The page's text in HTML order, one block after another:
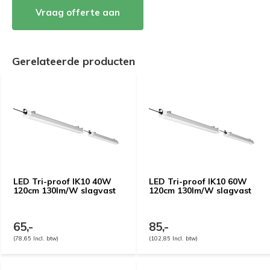
Vraag offerte aan
Gerelateerde producten
LED Tri-proof IK10 40W
120cm 130lm/W slagvast
65,-
(78,65 Incl. btw)
LED Tri-proof IK10 60W
120cm 130lm/W slagvast
85,-
(102,85 Incl. btw)